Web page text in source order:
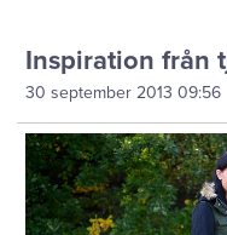
Inspiration från
30 september 2013 09:56